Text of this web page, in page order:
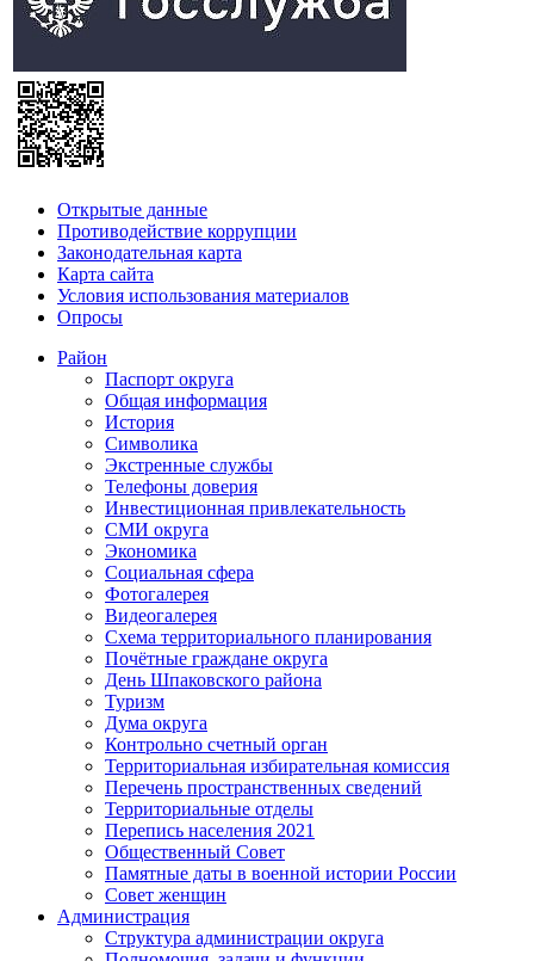
Открытые данные
Противодействие коррупции
Законодательная карта
Карта сайта
Условия использования материалов
Опросы
Район
Паспорт округа
Общая информация
История
Символика
Экстренные службы
Телефоны доверия
Инвестиционная привлекательность
СМИ округа
Экономика
Социальная сфера
Фотогалерея
Видеогалерея
Схема территориального планирования
Почётные граждане округа
День Шпаковского района
Туризм
Дума округа
Контрольно счетный орган
Территориальная избирательная комиссия
Перечень пространственных сведений
Территориальные отделы
Перепись населения 2021
Общественный Совет
Памятные даты в военной истории России
Совет женщин
Администрация
Структура администрации округа